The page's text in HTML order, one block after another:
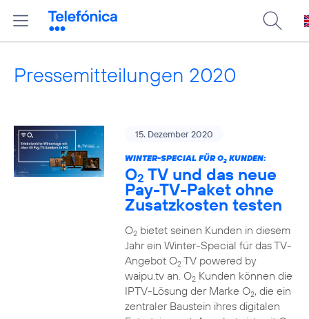
Pressemitteilungen 2020
15. Dezember 2020
WINTER-SPECIAL FÜR O2KUNDEN:
O2 TV und das neue
Pay-TV-Paket ohne
Zusatzkosten testen
O2bietet seinen Kunden in diesem
Jahr ein Winter-Special für das TV-
Angebot O2TV powered by
waipu.tv an. O2Kunden können die
IPTV-Lösung der Marke O2, die ein
zentraler Baustein ihres digitalen